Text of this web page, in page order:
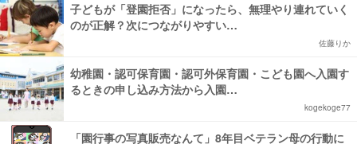
子どもが「登園拒否」になったら、無理やり連れていく
のが正解？次につながりやすい…
佐藤りか
幼稚園・認可保育園・認可外保育園・こども園へ入園す
るときの申し込み方法から入園…
kogekoge77
「園行事の写真販売なんて」8年目ベテラン母の行動に